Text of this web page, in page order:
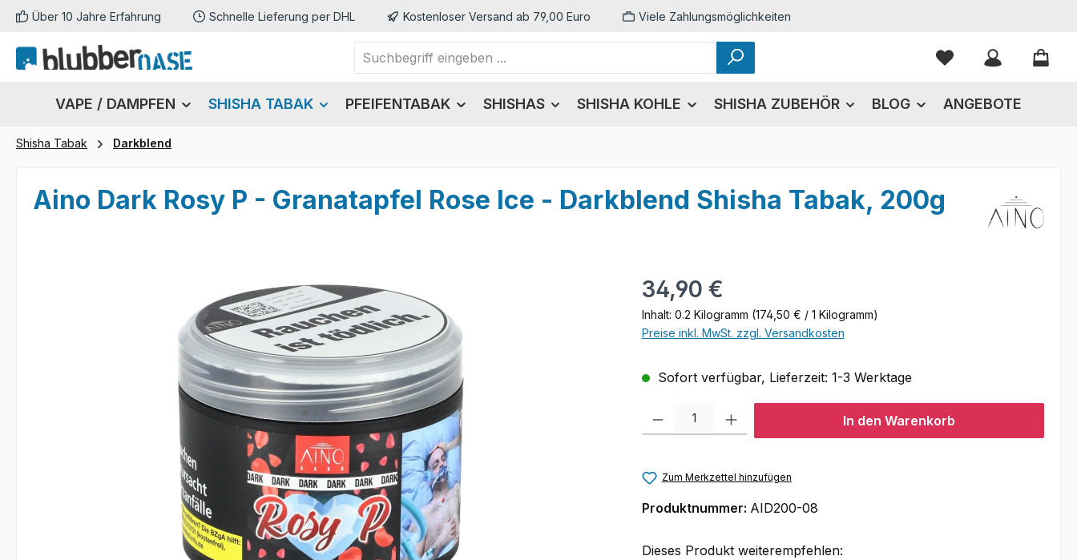
Hauptinhalt springen
Zur Suche springen
Zur Hauptnavigation springen
Über 10 Jahre Erfahrung Schnelle Lieferung per DHL Kostenloser Versand ab 79,00 Euro Viele Zahlungsmöglichkeiten
Du hast 0
VAPE / DAMPFEN SHISHA TABAK PFEIFENTABAK SHISHAS SHISHA KOHLE SHISHA ZUBEHÖR BLOG ANGEBOTE
Shisha Tabak Darkblend
Aino Dark Rosy P - Granatapfel Rose Ice - Darkblend Shisha Tabak, 200g
Regulärer Preis:
34,90 €
Inhalt: 0.2 Kilogramm (174,50 € / 1 Kilogramm)
Preise inkl. MwSt. zzgl. Versandkosten
Sofort verfügbar, Lieferzeit: 1-3 Werktage
Produkt Anzahl: Gib den gewünschten Wert ein oder benutze die Schaltflächen
In den Warenkorb
Zum Merkzettel hinzufügen
Produktnummer: AID200-08
Dieses Produkt weiterempfehlen: